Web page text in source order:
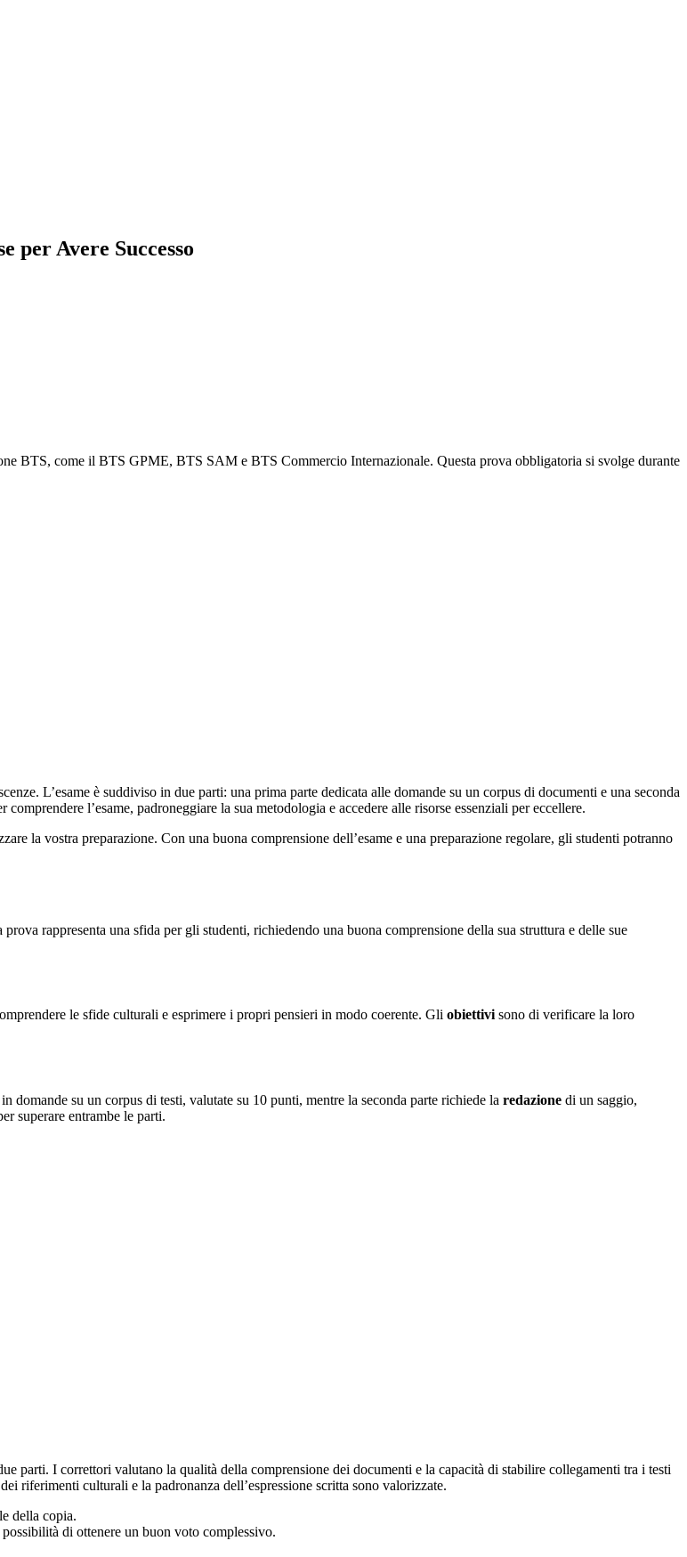
per Avere Successo
BTS, come il BTS GPME, BTS SAM e BTS Commercio Internazionale. Questa prova obbligatoria si svolge durante
L’esame è suddiviso in due parti: una prima parte dedicata alle domande su un corpus di documenti e una seconda
comprendere l’esame, padroneggiare la sua metodologia e accedere alle risorse essenziali per eccellere.
la vostra preparazione. Con una buona comprensione dell’esame e una preparazione regolare, gli studenti potranno
rappresenta una sfida per gli studenti, richiedendo una buona comprensione della sua struttura e delle sue
le sfide culturali e esprimere i propri pensieri in modo coerente. Gli obiettivi sono di verificare la loro
domande su un corpus di testi, valutate su 10 punti, mentre la seconda parte richiede la redazione di un saggio,
superare entrambe le parti.
parti. I correttori valutano la qualità della comprensione dei documenti e la capacità di stabilire collegamenti tra i testi
riferimenti culturali e la padronanza dell’espressione scritta sono valorizzate.
della copia.
di ottenere un buon voto complessivo.